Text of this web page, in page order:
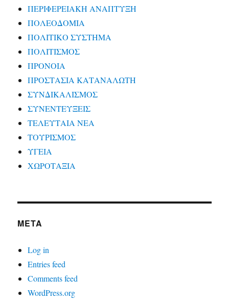
ΠΕΡΙΦΕΡΕΙΑΚΗ ΑΝΑΠΤΥΞΗ
ΠΟΛΕΟΔΟΜΙΑ
ΠΟΛΙΤΙΚΟ ΣΥΣΤΗΜΑ
ΠΟΛΙΤΙΣΜΟΣ
ΠΡΟΝΟΙΑ
ΠΡΟΣΤΑΣΙΑ ΚΑΤΑΝΑΛΩΤΗ
ΣΥΝΔΙΚΑΛΙΣΜΟΣ
ΣΥΝΕΝΤΕΥΞΕΙΣ
ΤΕΛΕΥΤΑΙΑ ΝΕΑ
ΤΟΥΡΙΣΜΟΣ
ΥΓΕΙΑ
ΧΩΡΟΤΑΞΙΑ
META
Log in
Entries feed
Comments feed
WordPress.org